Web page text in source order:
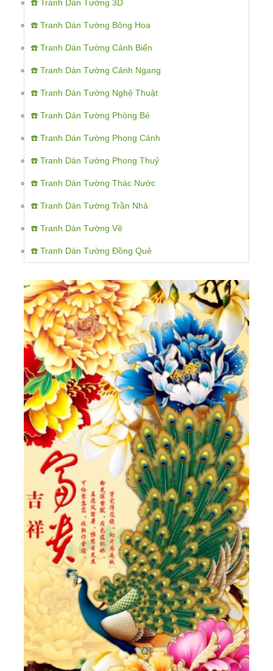
☎️ Tranh Dán Tường 3D
☎️ Tranh Dán Tường Bông Hoa
☎️ Tranh Dán Tường Cảnh Biển
☎️ Tranh Dán Tường Cảnh Ngang
☎️ Tranh Dán Tường Nghệ Thuật
☎️ Tranh Dán Tường Phòng Bé
☎️ Tranh Dán Tường Phong Cảnh
☎️ Tranh Dán Tường Phong Thuỷ
☎️ Tranh Dán Tường Thác Nước
☎️ Tranh Dán Tường Trần Nhà
☎️ Tranh Dán Tường Vẽ
☎️ Tranh Dán Tường Đồng Quê